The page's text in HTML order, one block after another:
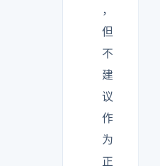
，
但
不
建
议
作
为
正